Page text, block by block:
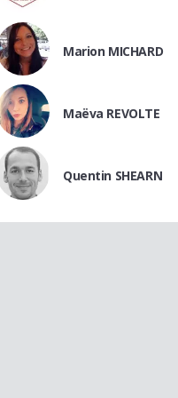
Marion MICHARD
Maëva REVOLTE
Quentin SHEARN